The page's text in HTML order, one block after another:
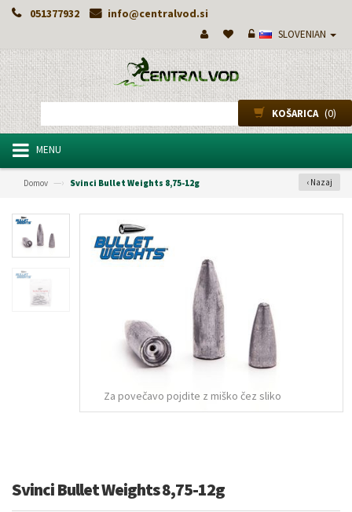
051377932 info@centralvod.si
SLOVENIAN
KOŠARICA (0)
MENU
‹ Nazaj
Domov —› Svinci Bullet Weights 8,75-12g
Za povečavo pojdite z miško čez sliko
Svinci Bullet Weights 8,75-12g